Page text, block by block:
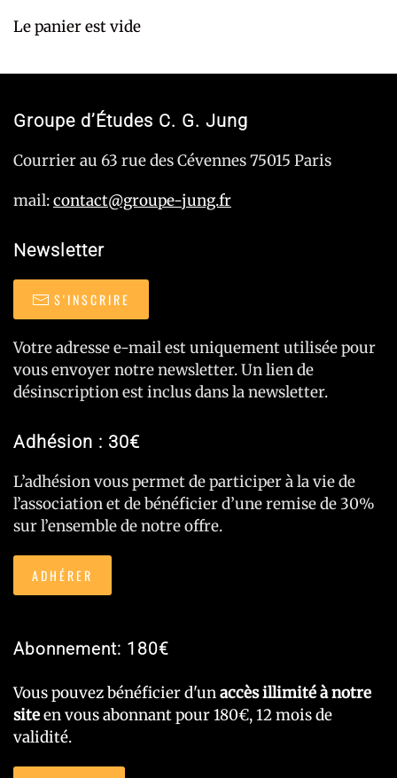
Le panier est vide
Groupe d’Études C. G. Jung
Courrier au 63 rue des Cévennes 75015 Paris
mail:contact@groupe-jung.fr
Newsletter
S'INSCRIRE
Votre adresse e-mail est uniquement utilisée pour
vous envoyer notre newsletter. Un lien de
désinscription est inclus dans la newsletter.
Adhésion : 30€
L’adhésion vous permet de participer à la vie de
l’association et de bénéficier d’une remise de 30%
sur l’ensemble de notre offre.
ADHÉRER
Abonnement: 180€
Vous pouvez bénéficier d'unaccès illimité à notre
siteen vous abonnant pour 180€, 12 mois de
validité.